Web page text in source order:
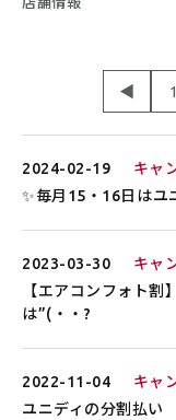
1
◀
2024-02-19
キャ
✨毎月15・16日はユ
2023-03-30
キャ
【エアコンフォト
は”(・・?
2022-11-04
キャ
ユニディの分割払い